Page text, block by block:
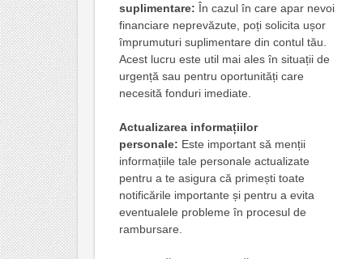
suplimentare: În cazul în care apar nevoi
financiare neprevăzute, poți solicita ușor
împrumuturi suplimentare din contul tău.
Acest lucru este util mai ales în situații de
urgență sau pentru oportunități care
necesită fonduri imediate.
Actualizarea informațiilor
personale: Este important să menții
informațiile tale personale actualizate
pentru a te asigura că primești toate
notificările importante și pentru a evita
eventualele probleme în procesul de
rambursare.